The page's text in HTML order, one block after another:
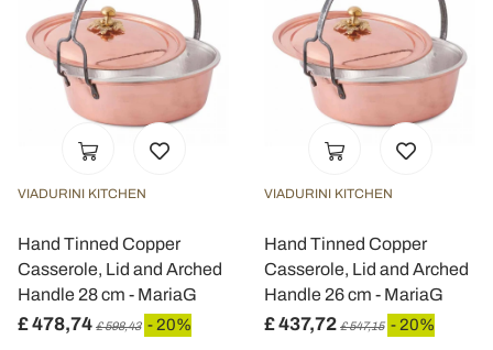
VIADURINI KITCHEN
Hand Tinned Copper
Casserole, Lid and Arched
Handle 28 cm - MariaG
£ 478,74 £ 598,43 - 20%
VIADURINI KITCHEN
Hand Tinned Copper
Casserole, Lid and Arched
Handle 26 cm - MariaG
£ 437,72 £ 547,15 - 20%